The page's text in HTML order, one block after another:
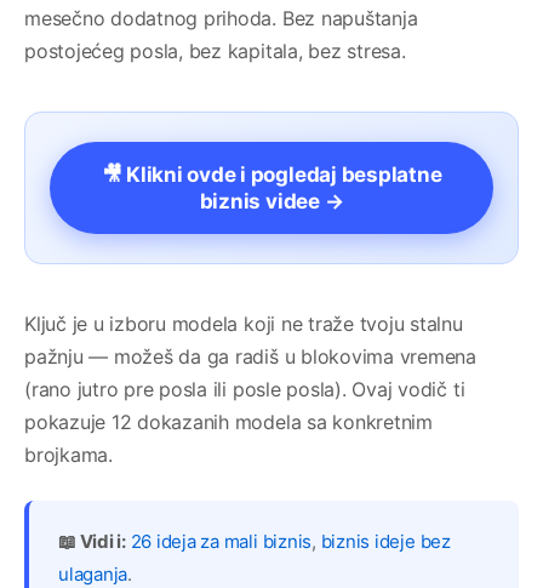
mesečno dodatnog prihoda. Bez napuštanja
postojećeg posla, bez kapitala, bez stresa.
🎥 Klikni ovde i pogledaj besplatne
biznis videe →
Ključ je u izboru modela koji ne traže tvoju stalnu
pažnju — možeš da ga radiš u blokovima vremena
(rano jutro pre posla ili posle posla). Ovaj vodič ti
pokazuje 12 dokazanih modela sa konkretnim
brojkama.
📖 Vidi i: 26 ideja za mali biznis, biznis ideje bez
ulaganja.